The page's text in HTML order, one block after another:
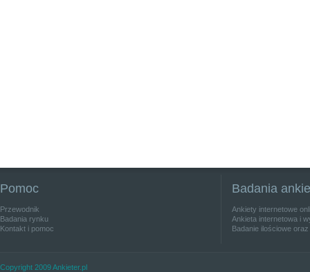
Pomoc
Przewodnik
Badania rynku
Kontakt i pomoc
Badania
Ankiety internetowe
Ankieta internetowa i
Badanie ilościowe
Copyright 2009 Ankieter.pl